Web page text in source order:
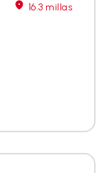
16.3 millas